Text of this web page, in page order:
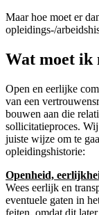
Maar hoe moet er
opleidings-/
Wat moet ik
Open en eerlijke
van een
bouwen aan die
sollicitatieproces.
juiste wijze om te
opleidingshistorie:
Openheid,
Wees eerlijk en
eventuele gaten in
feiten, omdat dit